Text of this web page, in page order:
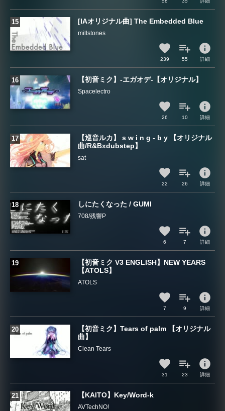
[IAオリジナル曲] The Embedded Blue
millstones
239 55
info
詳細
【初音ミク】-エガオデ-【オリジナル】
Spacelectro
26 10
info
詳細
【巡音ルカ】 s w i n g - b y 【オリジナル
曲/R&Bxdubstep】
sat
22 26
info
詳細
しにたくなった / GUMI
708/残響P
6 7
info
詳細
【初音ミク V3 ENGLISH】NEW YEARS
【ATOLS】
ATOLS
7 9
info
詳細
【初音ミク】Tears of palm 【オリジナル
曲】
Clean Tears
31 23
info
詳細
【KAITO】Key/Word-k
AVTechNO!